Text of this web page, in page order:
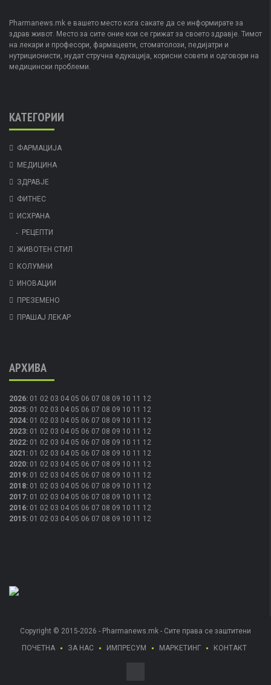
Pharmanews.mk е вашето место кога сакате да се информирате за
здрав живот. Место за сите оние кои се грижат за своето здравје. Тимот
на лекари и професори, фармацевти, стоматолози, педијатри и
нутриционисти, нудат стручна едукација, корисни совети и одговори на
медицински проблеми.
КАТЕГОРИИ
ФАРМАЦИЈА
МЕДИЦИНА
ЗДРАВЈЕ
ФИТНЕС
ИСХРАНА
РЕЦЕПТИ
ЖИВОТЕН СТИЛ
КОЛУМНИ
ИНОВАЦИИ
ПРЕЗЕМЕНО
ПРАШАЈ ЛЕКАР
АРХИВА
2026: 01 02 03 04 05 06 07 08 09 10 11 12
2025: 01 02 03 04 05 06 07 08 09 10 11 12
2024: 01 02 03 04 05 06 07 08 09 10 11 12
2023: 01 02 03 04 05 06 07 08 09 10 11 12
2022: 01 02 03 04 05 06 07 08 09 10 11 12
2021 : 01 02 03 04 05 06 07 08 09 10 11 12
2020: 01 02 03 04 05 06 07 08 09 10 11 12
2019: 01 02 03 04 05 06 07 08 09 10 11 12
2018: 01 02 03 04 05 06 07 08 09 10 11 12
2017: 01 02 03 04 05 06 07 08 09 10 11 12
2016: 01 02 03 04 05 06 07 08 09 10 11 12
2015: 01 02 03 04 05 06 07 08 09 10 11 12
Copyright © 2015-2026 - Pharmanews.mk - Сите права се заштитени
ПОЧЕТНА
ЗА НАС ИМПРЕСУМ МАРКЕТИНГ КОНТАКТ